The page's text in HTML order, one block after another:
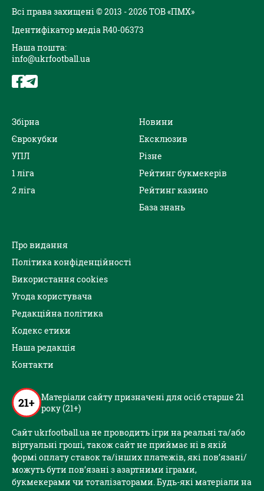
Всі права захищені © 2013 - 2026 ТОВ «ПМХ»
Ідентифікатор медіа R40-06373
Наша пошта:
info@ukrfootball.ua
Збірна
Єврокубки
УПЛ
1 ліга
2 ліга
Новини
Ексклюзив
Різне
Рейтинг букмекерів
Рейтинг казино
База знань
Про видання
Політика конфіденційності
Використання cookies
Угода користувача
Редакційна політика
Кодекс етики
Наша редакція
Контакти
21+ Матеріали сайту призначені для осіб старше 21
року (21+)
Сайт ukrfootball.ua не проводить ігри на реальні та/або
віртуальні гроші, також сайт не приймає ні в якій
формі оплату ставок та/інших платежів, які пов’язані/
можуть бути пов’язані з азартними іграми,
букмекерами чи тоталізаторами. Будь-які матеріали на